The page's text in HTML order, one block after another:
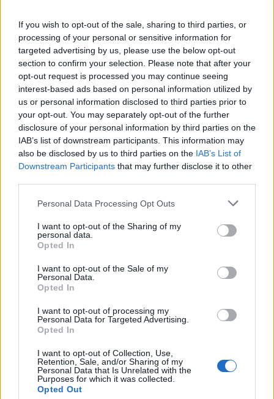
If you wish to opt-out of the sale, sharing to third parties, or
processing of your personal or sensitive information for
targeted advertising by us, please use the below opt-out
section to confirm your selection. Please note that after your
opt-out request is processed you may continue seeing
interest-based ads based on personal information utilized by
us or personal information disclosed to third parties prior to
your opt-out. You may separately opt-out of the further
disclosure of your personal information by third parties on the
IAB’s list of downstream participants. This information may
also be disclosed by us to third parties on the IAB’s List of
Downstream Participants that may further disclose it to other
Personal Data Processing Opt Outs
I want to opt-out of the Sharing of my
personal data.
Opted In
I want to opt-out of the Sale of my
Personal Data.
Opted In
I want to opt-out of processing my
Personal Data for Targeted Advertising.
Opted In
I want to opt-out of Collection, Use,
Retention, Sale, and/or Sharing of my
Personal Data that Is Unrelated with the
Purposes for which it was collected.
Opted Out